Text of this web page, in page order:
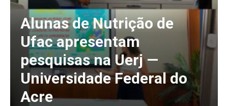
Alunas de Nutrição de
Ufac apresentam
pesquisas na Uerj —
Universidade Federal do
Acre